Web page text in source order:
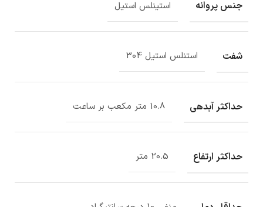
جنس پروانه استینلس استیل
شفت استنلس استیل 304
حداکثر آبدهی 10.8 متر مکعب بر ساعت
حداکثر ارتفاع 20.5 متر